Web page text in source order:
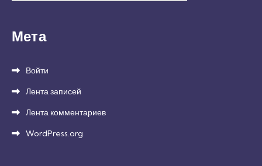
Мета
Войти
Лента записей
Лента комментариев
WordPress.org